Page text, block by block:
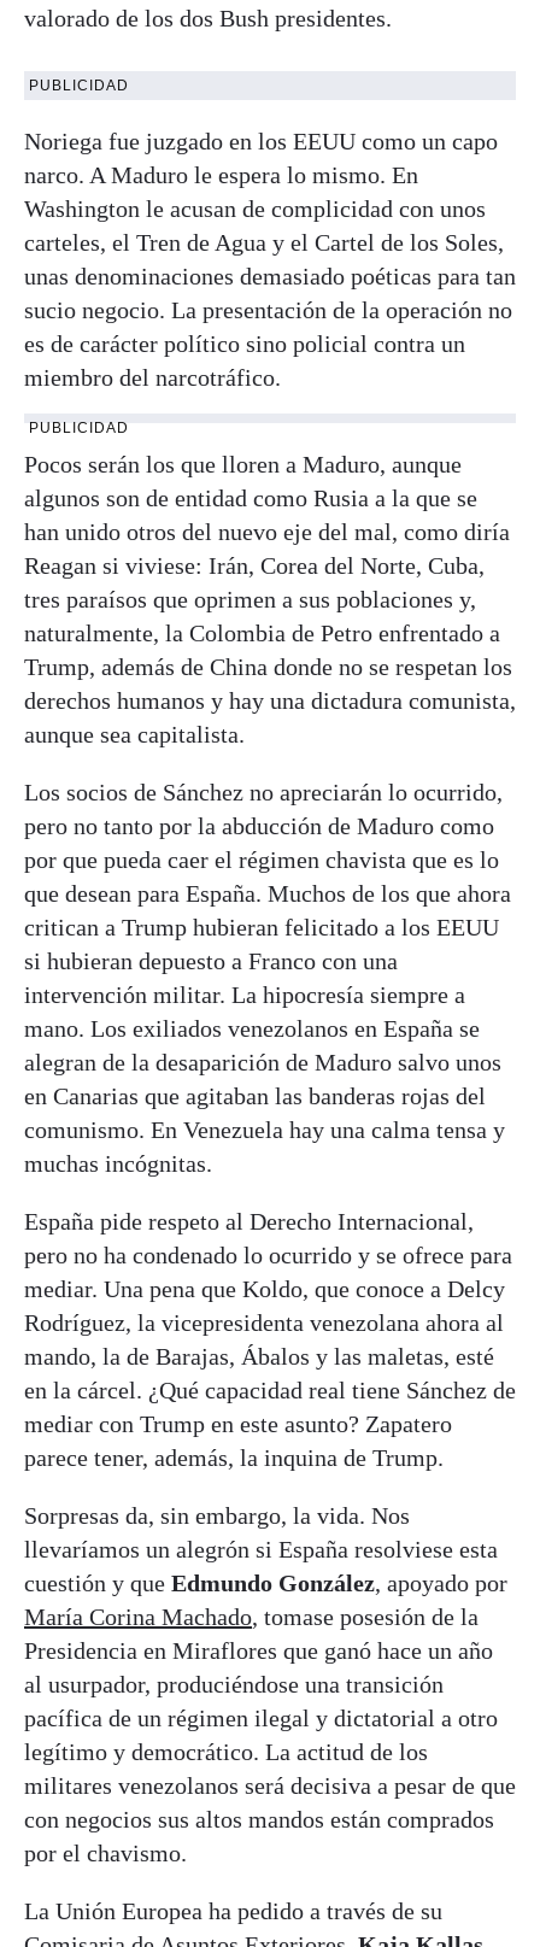
valorado de los dos Bush presidentes.
PUBLICIDAD
Noriega fue juzgado en los EEUU como un capo
narco. A Maduro le espera lo mismo. En
Washington le acusan de complicidad con unos
carteles, el Tren de Agua y el Cartel de los Soles,
unas denominaciones demasiado poéticas para tan
sucio negocio. La presentación de la operación no
es de carácter político sino policial contra un
miembro del narcotráfico.
PUBLICIDAD
Pocos serán los que lloren a Maduro, aunque
algunos son de entidad como Rusia a la que se
han unido otros del nuevo eje del mal, como diría
Reagan si viviese: Irán, Corea del Norte, Cuba,
tres paraísos que oprimen a sus poblaciones y,
naturalmente, la Colombia de Petro enfrentado a
Trump, además de China donde no se respetan los
derechos humanos y hay una dictadura comunista,
aunque sea capitalista.
Los socios de Sánchez no apreciarán lo ocurrido,
pero no tanto por la abducción de Maduro como
por que pueda caer el régimen chavista que es lo
que desean para España. Muchos de los que ahora
critican a Trump hubieran felicitado a los EEUU
si hubieran depuesto a Franco con una
intervención militar. La hipocresía siempre a
mano. Los exiliados venezolanos en España se
alegran de la desaparición de Maduro salvo unos
en Canarias que agitaban las banderas rojas del
comunismo. En Venezuela hay una calma tensa y
muchas incógnitas.
España pide respeto al Derecho Internacional,
pero no ha condenado lo ocurrido y se ofrece para
mediar. Una pena que Koldo, que conoce a Delcy
Rodríguez, la vicepresidenta venezolana ahora al
mando, la de Barajas, Ábalos y las maletas, esté
en la cárcel. ¿Qué capacidad real tiene Sánchez de
mediar con Trump en este asunto? Zapatero
parece tener, además, la inquina de Trump.
Sorpresas da, sin embargo, la vida. Nos
llevaríamos un alegrón si España resolviese esta
cuestión y que Edmundo González, apoyado por
María Corina Machado, tomase posesión de la
Presidencia en Miraflores que ganó hace un año
al usurpador, produciéndose una transición
pacífica de un régimen ilegal y dictatorial a otro
legítimo y democrático. La actitud de los
militares venezolanos será decisiva a pesar de que
con negocios sus altos mandos están comprados
por el chavismo.
La Unión Europea ha pedido a través de su